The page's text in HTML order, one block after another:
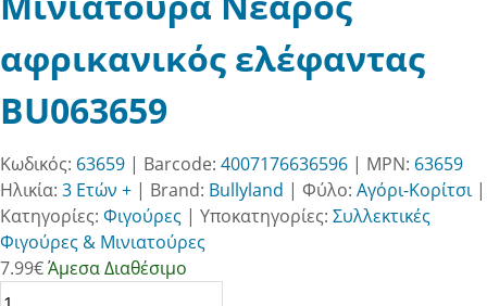
αφρικανικός ελέφαντας
BU063659
Κωδικός: 63659 | Barcode: 4007176636596 | MPN: 63659
Ηλικία: 3 Ετών + | Brand: Bullyland | Φύλο: Αγόρι-Κορίτσι|
Κατηγορίες: Φιγούρες | Υποκατηγορίες: Συλλεκτικές
Φιγούρες & Μινιατούρες
7.99€Άμεσα Διαθέσιμο